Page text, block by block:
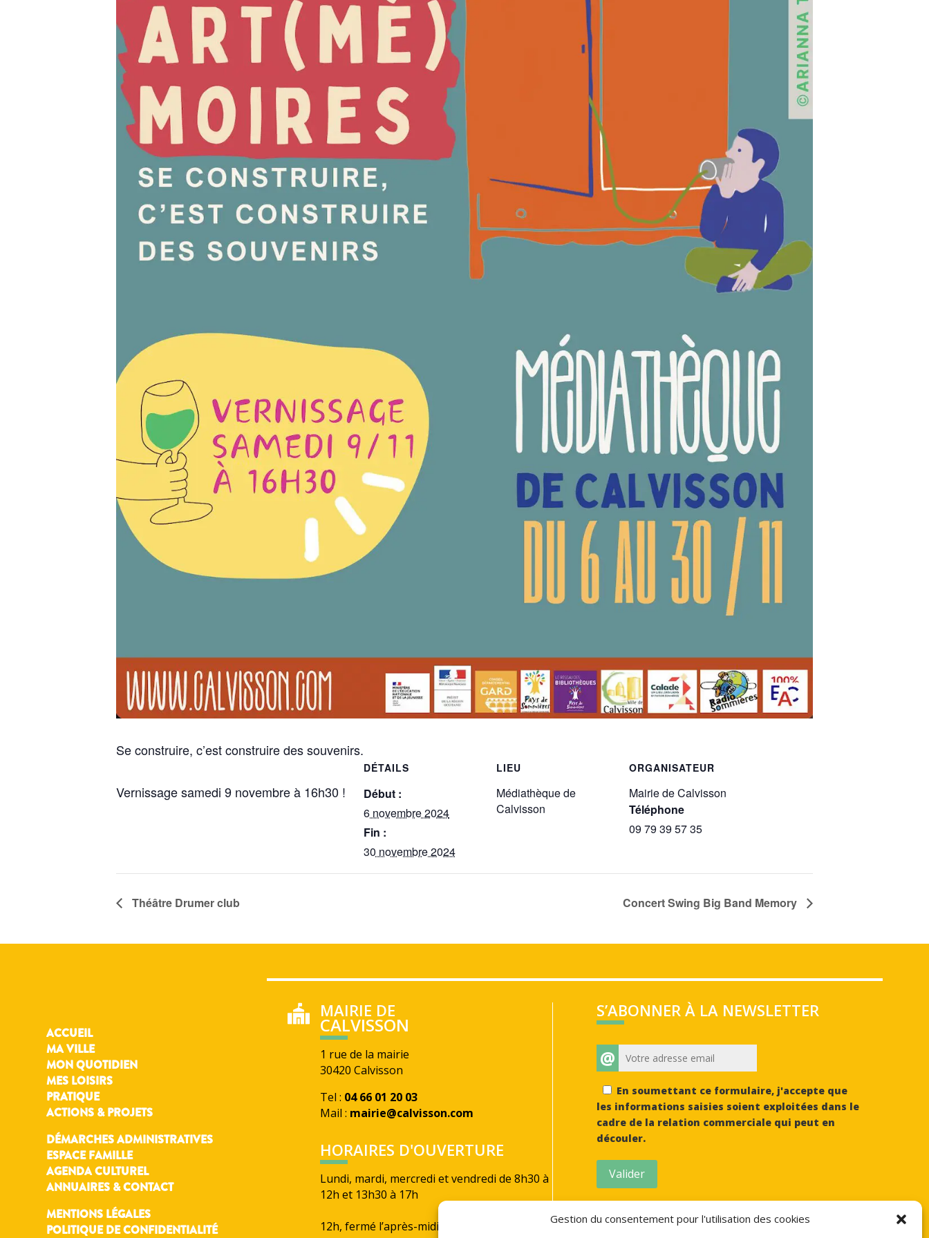
Gestion du consentement pour l'utilisation des cookies
Se construire, c’est construire des souvenirs.
Vernissage samedi 9 novembre à 16h30 !
DÉTAILS
Début :
6 novembre 2024
Fin :
30 novembre 2024
LIEU
Médiathèque de
Calvisson
ORGANISATEUR
Mairie de Calvisson
Téléphone
09 79 39 57 35
Théâtre Drumer club Concert Swing Big Band Memory
ACCUEIL
MA VILLE
MON QUOTIDIEN
MES LOISIRS
PRATIQUE
ACTIONS & PROJETS
DÉMARCHES ADMINISTRATIVES
ESPACE FAMILLE
AGENDA CULTUREL
ANNUAIRES & CONTACT
MENTIONS LÉGALES
POLITIQUE DE CONFIDENTIALITÉ
MAIRIE DE
CALVISSON
1 rue de la mairie
30420 Calvisson
Tel : 04 66 01 20 03
Mail : mairie@calvisson.com
HORAIRES D'OUVERTURE
Lundi, mardi, mercredi et vendredi de 8h30 à
12h et 13h30 à 17h
Jeudi de 8h30 à
12h, fermé l’après-midi
S’ABONNER À LA NEWSLETTER
@
En soumettant ce formulaire, j'accepte que
les informations saisies soient exploitées dans le
cadre de la relation commerciale qui peut en
découler.
Valider